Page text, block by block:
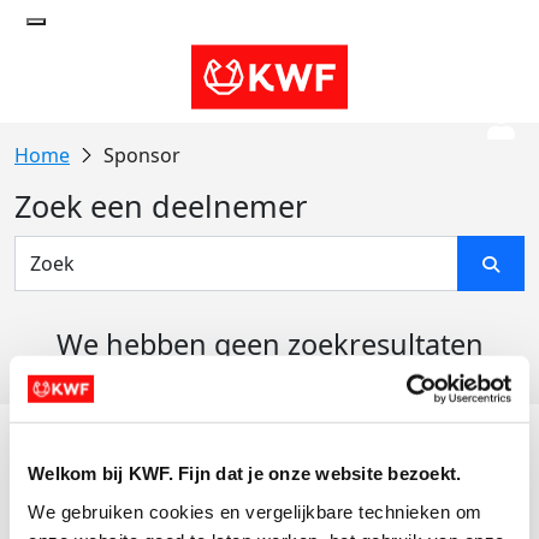
Welkom bij KWF. Fijn dat je onze website bezoekt.
We gebruiken cookies en vergelijkbare technieken om
Sponsor
Zoek een deelnemer
We hebben geen zoekresultaten
Actiematerialen
Evenementen